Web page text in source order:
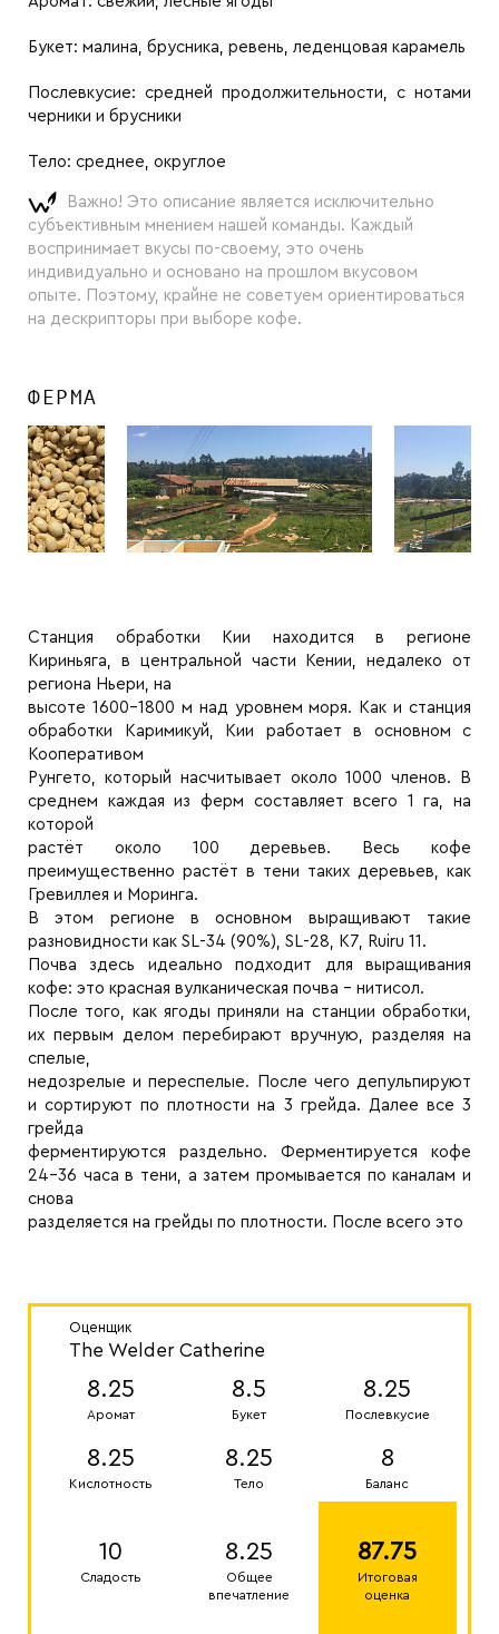
Букет: малина, брусника, ревень, леденцовая карамель
Послевкусие: средней продолжительности, с нотами
черники и брусники
Тело: среднее, округлое
Важно! Это описание является исключительно
субъективным мнением нашей команды. Каждый
воспринимает вкусы по-своему, это очень
индивидуально и основано на прошлом вкусовом
опыте. Поэтому, крайне не советуем ориентироваться
на дескрипторы при выборе кофе.
ФЕРМА
Станция обработки Кии находится в регионе
Кириньяга, в центральной части Кении, недалеко от
региона Ньери, на
высоте 1600-1800 м над уровнем моря. Как и станция
обработки Каримикуй, Кии работает в основном с
Кооперативом
Рунгето, который насчитывает около 1000 членов. В
среднем каждая из ферм составляет всего 1 га, на
которой
растёт около 100 деревьев. Весь кофе
преимущественно растёт в тени таких деревьев, как
Гревиллея и Моринга.
В этом регионе в основном выращивают такие
разновидности как SL-34 (90%), SL-28, K7, Ruiru 11.
Почва здесь идеально подходит для выращивания
кофе: это красная вулканическая почва - нитисол.
После того, как ягоды приняли на станции обработки,
их первым делом перебирают вручную, разделяя на
спелые,
недозрелые и переспелые. После чего депульпируют
и сортируют по плотности на 3 грейда. Далее все 3
грейда
ферментируются раздельно. Ферментируется кофе
24-36 часа в тени, а затем промывается по каналам и
снова
разделяется на грейды по плотности. После всего это
Оценщик
The Welder Catherine
8.25
Аромат
8.5
Букет
8.25
Послевкусие
8.25
Кислотность
8.25
Тело
8
Баланс
10
Сладость
8.25
Общее
впечатление
87.75
Итоговая
оценка